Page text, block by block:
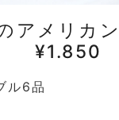
アメリカ
ル6品